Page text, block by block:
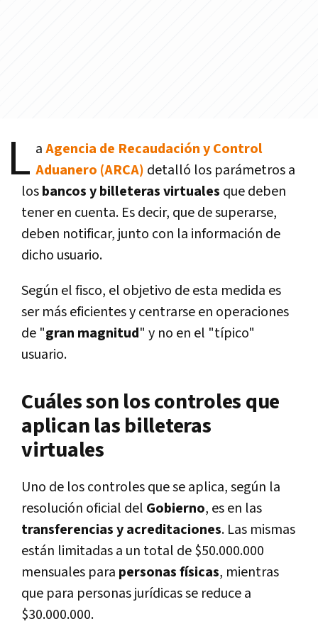
L aAgencia de Recaudación y Control
Aduanero (ARCA) detalló los parámetros a
losbancos y billeteras virtuales que deben
tener en cuenta. Es decir, que de superarse,
deben notificar, junto con la información de
dicho usuario.
Según el fisco, el objetivo de esta medida es
ser más eficientes y centrarse en operaciones
de "gran magnitud" y no en el "típico"
usuario.
Cuáles son los controles que
aplican las billeteras
virtuales
Uno de los controles que se aplica, según la
resolución oficial del Gobierno, es en las
transferencias y acreditaciones. Las mismas
están limitadas a un total de $50.000.000
mensuales para personas físicas, mientras
que para personas jurídicas se reduce a
$30.000.000.